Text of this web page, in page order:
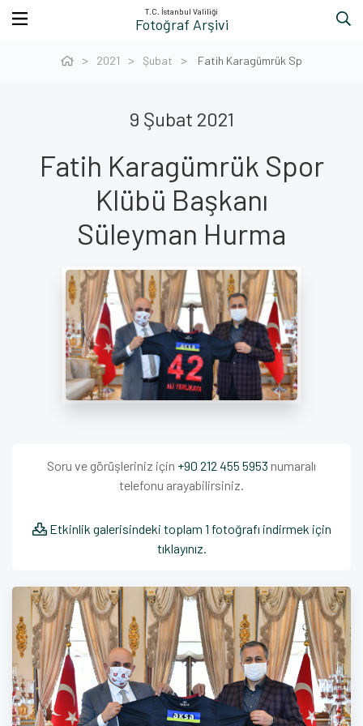
T.C. İstanbul Valiliği
Fotoğraf Arşivi
2021 Şubat Fatih Karagümrük Sp
9 Şubat 2021
Fatih Karagümrük Spor
Klübü Başkanı
Süleyman Hurma
Soru ve görüşleriniz için +90 212 455 5953 numaralı
telefonu arayabilirsiniz.
Etkinlik galerisindeki toplam 1 fotoğrafı indirmek için
tıklayınız.